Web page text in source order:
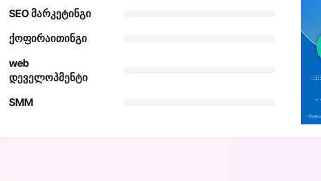
SEO მარკეტინგი
ქოფირაითინგი
web
დეველოპმენტი
SMM